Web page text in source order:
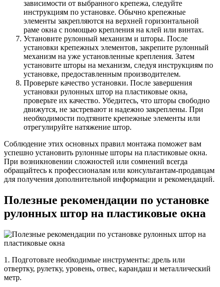
зависимости от выбранного крепежа, следуйте
инструкциям по установке. Обычно крепежные
элементы закрепляются на верхней горизонтальной
раме окна с помощью крепления на клей или винтах.
Установите рулонный механизм и шторы. После
установки крепежных элементов, закрепите рулонный
механизм на уже установленные крепления. Затем
установите шторы на механизм, следуя инструкциям по
установке, предоставленным производителем.
Проверьте качество установки. После завершения
установки рулонных штор на пластиковые окна,
проверьте их качество. Убедитесь, что шторы свободно
движутся, не застревают и надежно закреплены. При
необходимости подтяните крепежные элементы или
отрегулируйте натяжение штор.
Соблюдение этих основных правил монтажа поможет вам
успешно установить рулонные шторы на пластиковые окна.
При возникновении сложностей или сомнений всегда
обращайтесь к профессионалам или консультантам-продавцам
для получения дополнительной информации и рекомендаций.
Полезные рекомендации по установке
рулонных штор на пластиковые окна
1. Подготовьте необходимые инструменты: дрель или
отвертку, рулетку, уровень, отвес, карандаш и металлический
метр.